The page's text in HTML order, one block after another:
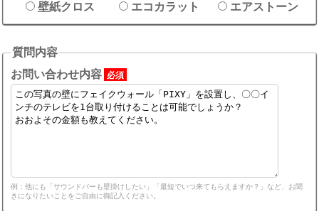
壁紙クロス エコカラット エアストーン
質問内容
お問い合わせ内容 必須
例：他にも「サウンドバーも壁掛けしたい」「最短でいつ来てもらえますか？」など、お聞
きになりたいことをご自由に御記入ください。